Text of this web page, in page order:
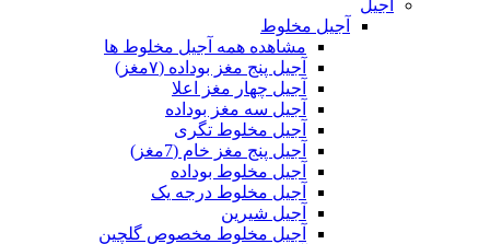
آجیل
آجیل مخلوط
مشاهده همه آجیل مخلوط ها
آجیل پنج مغز بوداده (۷مغز)
آجیل چهار مغز اعلا
آجیل سه مغز بوداده
آجیل مخلوط تگری
آجیل پنج مغز خام (7مغز)
آجیل مخلوط بوداده
آجیل مخلوط درجه یک
آجیل شیرین
آجیل مخلوط مخصوص گلچین